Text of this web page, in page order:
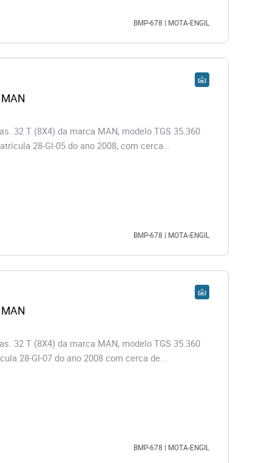
BMP-678 | MOTA-ENGIL
32 T (8X4) da marca MAN, modelo TGS 35.360
28-GI-05 do ano 2008, com cerca...
BMP-678 | MOTA-ENGIL
32 T (8X4) da marca MAN, modelo TGS 35.360
28-GI-07 do ano 2008 com cerca de...
BMP-678 | MOTA-ENGIL